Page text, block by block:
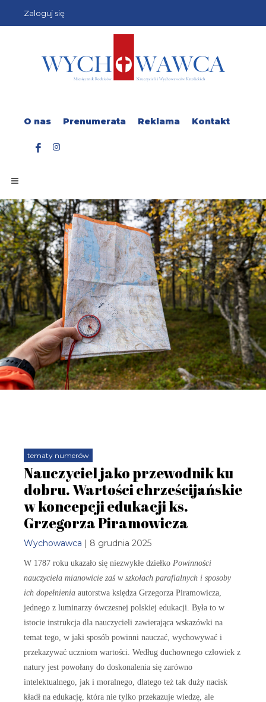
Zaloguj się
O nas Prenumerata Reklama Kontakt
tematy numerów
Nauczyciel jako przewodnik ku
dobru. Wartości chrześcijańskie
w koncepcji edukacji ks.
Grzegorza Piramowicza
Wychowawca | 8 grudnia 2025
W 1787 roku ukazało się niezwykłe dziełko Powinności
nauczyciela mianowicie zaś w szkołach parafialnych i sposoby
ich dopełnienia autorstwa księdza Grzegorza Piramowicza,
jednego z luminarzy ówczesnej polskiej edukacji. Była to w
istocie instrukcja dla nauczycieli zawierająca wskazówki na
temat tego, w jaki sposób powinni nauczać, wychowywać i
przekazywać uczniom wartości. Według duchownego człowiek z
natury jest powołany do doskonalenia się zarówno
intelektualnego, jak i moralnego, dlatego też tak duży nacisk
kładł na edukację, która nie tylko przekazuje wiedzę, ale